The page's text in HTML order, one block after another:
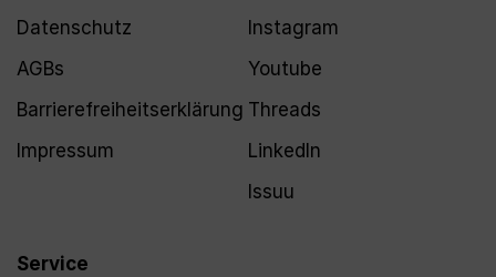
Datenschutz
AGBs
Barrierefreiheitserklärung
Impressum
Service
Instagram
Youtube
Threads
LinkedIn
Issuu